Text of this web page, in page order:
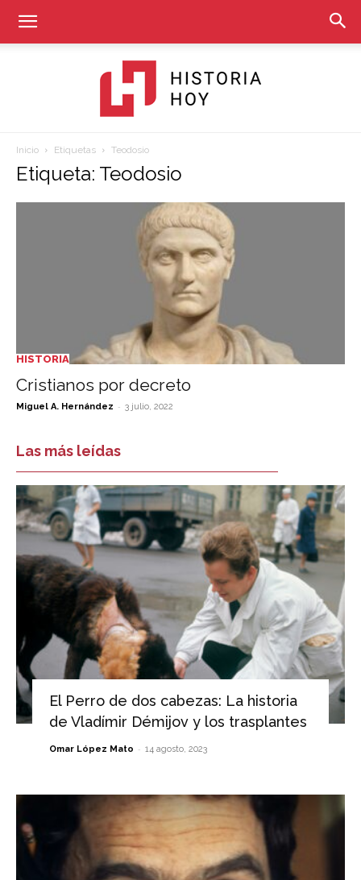
Hoy
Inicio Etiquetas Teodosio
Etiqueta: Teodosio
HISTORIA
Cristianos por decreto
Miguel A. Hernández - 3 julio, 2022
Las más leídas
El Perro de dos cabezas: La historia
de Vladímir Démijov y los trasplantes
Omar López Mato - 14 agosto, 2023